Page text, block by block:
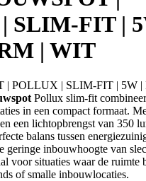
SLIM-FIT |
| WIT
| POLLUX | SLIM-FIT | 5W
Pollux slim-fit
in een compact formaat.
een lichtopbrengst van 350
balans tussen
geringe inbouwhoogte van
voor situaties waar de ruimte
of smalle inbouwlocaties.